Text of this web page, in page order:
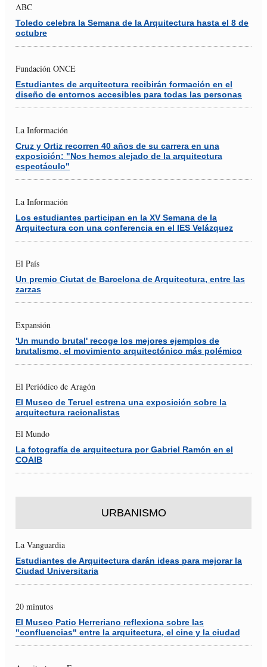
ABC
Toledo celebra la Semana de la Arquitectura hasta el 8 de
octubre
Fundación ONCE
Estudiantes de arquitectura recibirán formación en el
diseño de entornos accesibles para todas las personas
La Información
Cruz y Ortiz recorren 40 años de su carrera en una
exposición: "Nos hemos alejado de la arquitectura
espectáculo"
La Información
Los estudiantes participan en la XV Semana de la
Arquitectura con una conferencia en el IES Velázquez
El País
Un premio Ciutat de Barcelona de Arquitectura, entre las
zarzas
Expansión
'Un mundo brutal' recoge los mejores ejemplos de
brutalismo, el movimiento arquitectónico más polémico
El Periódico de Aragón
El Museo de Teruel estrena una exposición sobre la
arquitectura racionalistas
El Mundo
La fotografía de arquitectura por Gabriel Ramón en el
COAIB
URBANISMO
La Vanguardia
Estudiantes de Arquitectura darán ideas para mejorar la
Ciudad Universitaria
20 minutos
El Museo Patio Herreriano reflexiona sobre las
"confluencias" entre la arquitectura, el cine y la ciudad